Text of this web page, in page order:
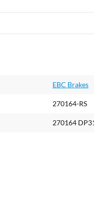
EBC Brakes
270164-RS
270164